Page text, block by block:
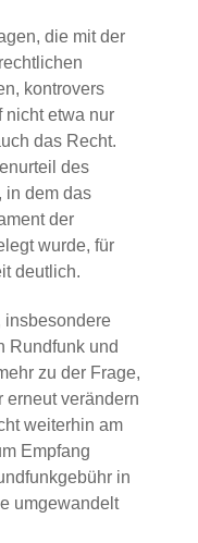
die mit der
kontrovers
nicht etwa nur
das Recht.
des
in dem das
der
wurde, für
deutlich.
insbesondere
Rundfunk und
zu der Frage,
erneut verändern
weiterhin am
Empfang
in
umgewandelt